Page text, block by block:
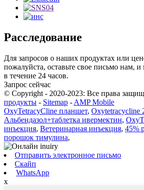
Расследование
Для запросов о наших продуктах или
пожалуйста, оставьте свое письмо нам,
в течение 24 часов.
Запрос сейчас
© Copyright - 2020-2023: Все права
продукты - Sitemap - AMP Mobile
OxyTetracyCline планшет, Oxytetracycline
Альбендазол+таблетка ивермектин,
инъекция, Ветеринарная инъекция, 45%
порошок тимулина,
Отправить электронное письмо
Скайп
WhatsApp
x